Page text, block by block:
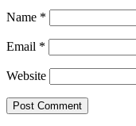
Name *
Email *
Website